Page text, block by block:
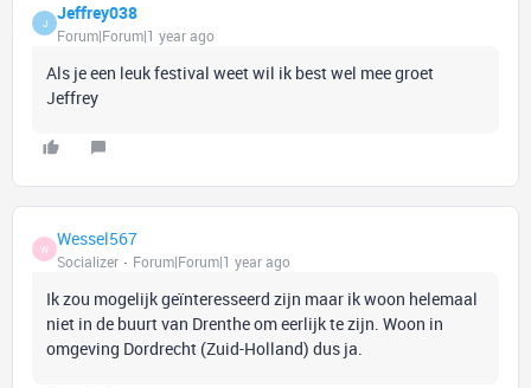
J Jeffrey038
Forum|Forum|1 year ago
Als je een leuk festival weet wil ik best wel mee groet
Jeffrey
W Wessel567
Socializer Forum|Forum|1 year ago
Ik zou mogelijk geïnteresseerd zijn maar ik woon helemaal
niet in de buurt van Drenthe om eerlijk te zijn. Woon in
omgeving Dordrecht (Zuid-Holland) dus ja.